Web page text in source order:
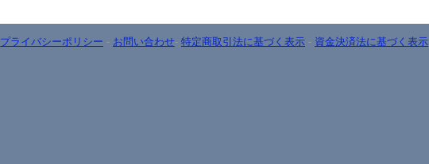
プライバシーポリシー - お問い合わせ- 特定商取引法に基づく表示 - 資金決済法に基づく表示